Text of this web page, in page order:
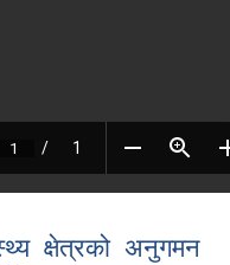
क्षेत्रको अनुगमन